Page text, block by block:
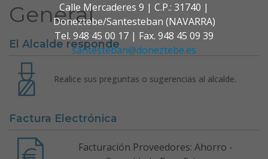
Calle Mercaderes 9 | C.P.: 31740 |
Doneztebe/Santesteban (NAVARRA)
Tel. 948 45 00 17 | Fax. 948 45 09 39
santesteban@doneztebe.es
General
El Alcalde responde
Realice sus preguntas o sugerencias al alcalde.
Factura Electrónica
Facturación Proveedores: Ahorro -